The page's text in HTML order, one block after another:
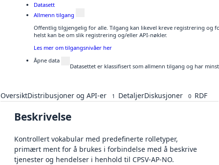
Datasett
Allmenn tilgang
Offentlig tilgjengelig for alle. Tilgang kan likevel kreve registrering og
helst kan be om slik registrering og/eller API-nøkler.
Les mer om tilgangsnivåer her
Åpne data
Datasettet er klassifisert som allmenn tilgang og har
OversiktDistribusjoner og API-er 1 DetaljerDiskusjoner 0 RDF
Beskrivelse
Kontrollert vokabular med predefinerte rolletyper,
primært ment for å brukes i forbindelse med å beskrive
tjenester og hendelser i henhold til CPSV-AP-NO.